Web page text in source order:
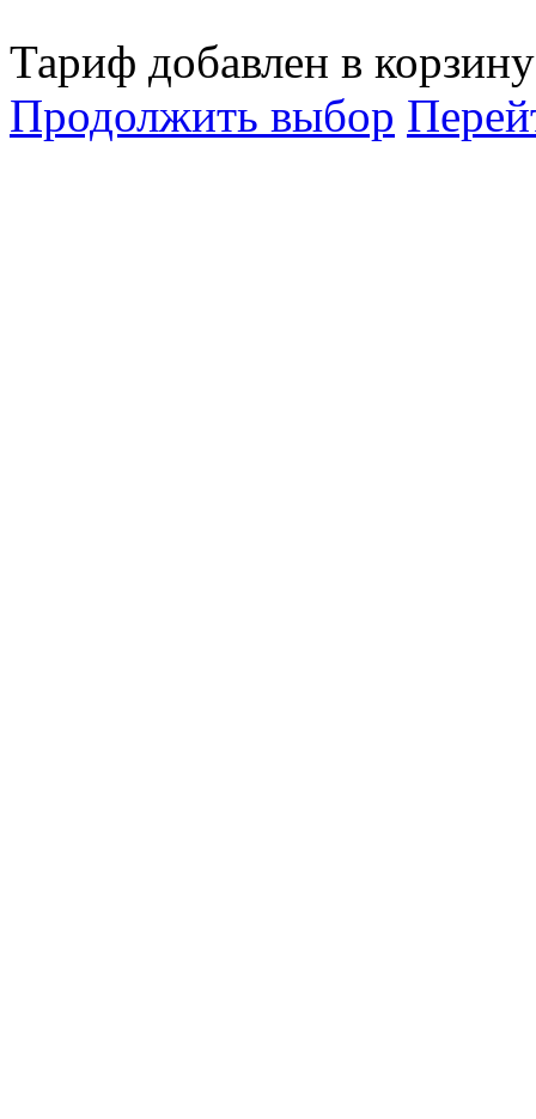
Тариф добавлен в
Продолжить выбор